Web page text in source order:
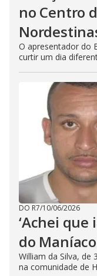
no Centro
O apresentador do
curtir um dia
DO R7/10/06/2026
‘Achei que
do
William da Silva, de
na comunidade de